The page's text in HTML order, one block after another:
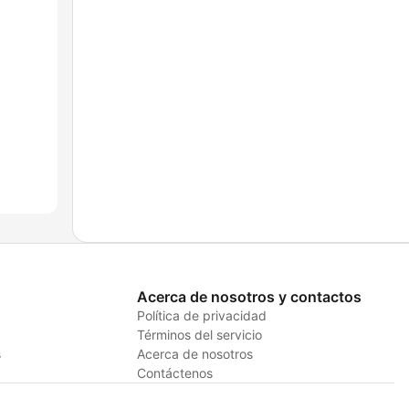
Acerca de nosotros y contactos
Política de privacidad
Términos del servicio
Acerca de nosotros
Contáctenos